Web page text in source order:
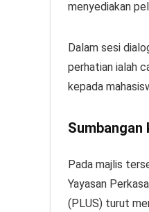
menyediakan
Dalam sesi
perhatian ialah
kepada
Sumbangan
Pada majlis
Yayasan
(PLUS) turut